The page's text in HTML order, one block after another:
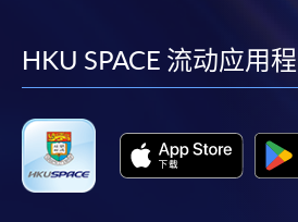
facebook
HKU SPACE 流动应用